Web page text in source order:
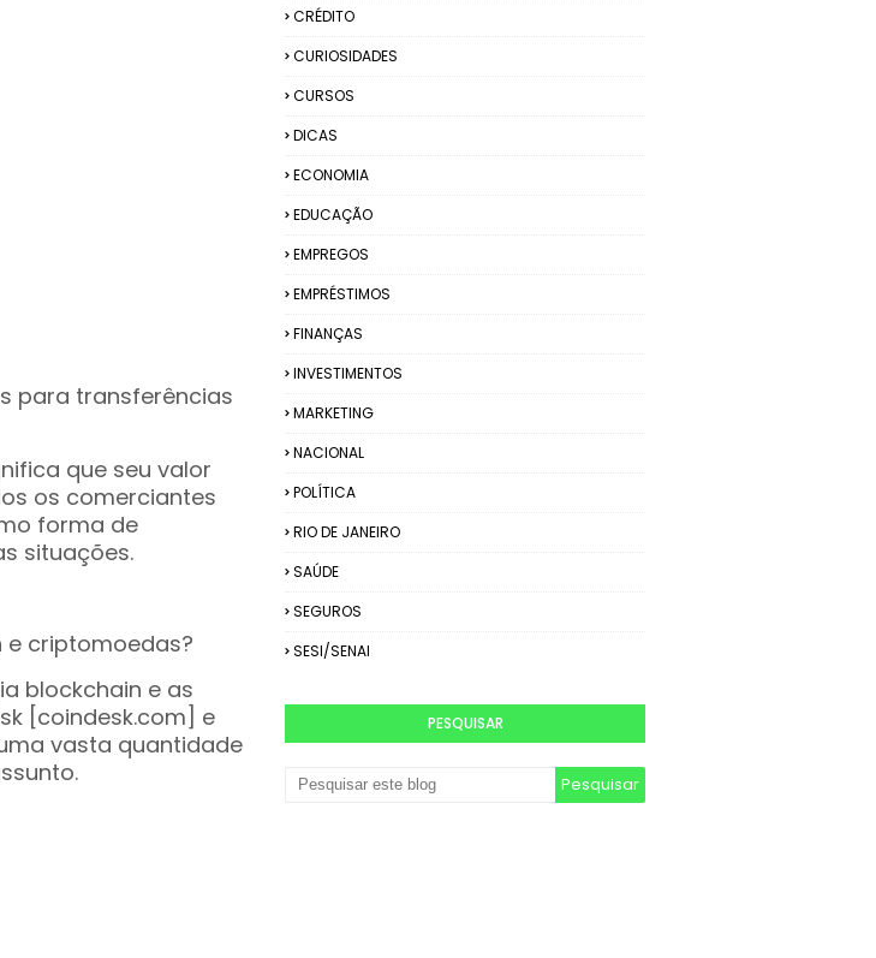
para transferências
que seu valor
os comerciantes
forma de
situações.
e criptomoedas?
blockchain e as
[coindesk.com] e
vasta quantidade
CRÉDITO
CURIOSIDADES
CURSOS
DICAS
ECONOMIA
EDUCAÇÃO
EMPREGOS
EMPRÉSTIMOS
FINANÇAS
INVESTIMENTOS
MARKETING
NACIONAL
POLÍTICA
RIO DE JANEIRO
SAÚDE
SEGUROS
SESI/SENAI
PESQUISAR